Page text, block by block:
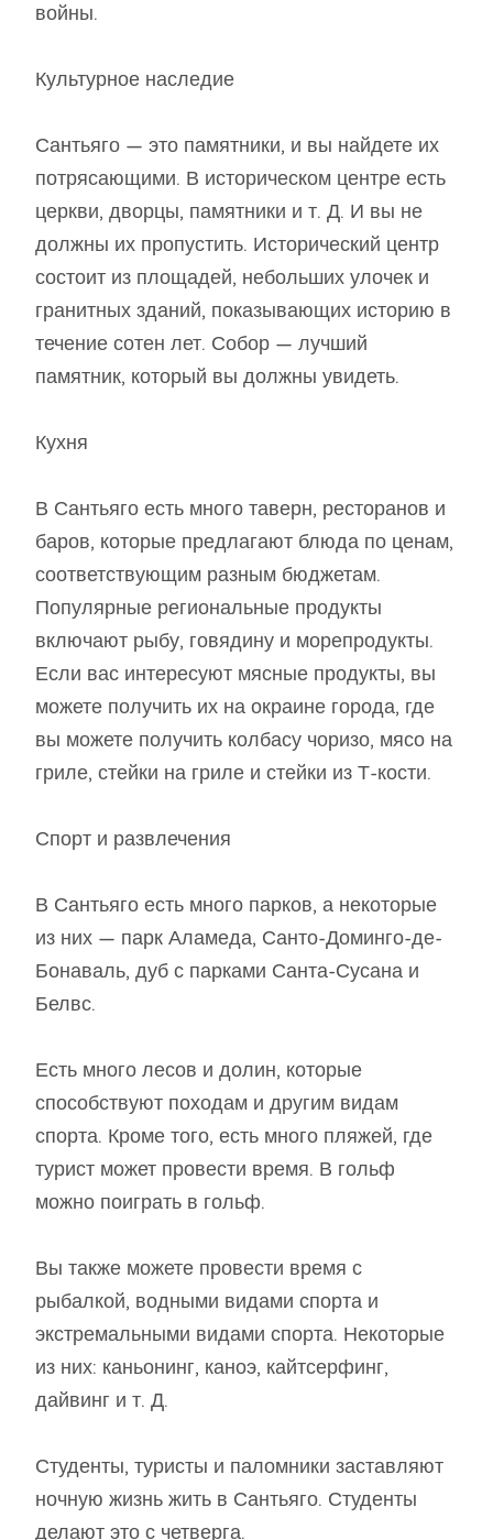
войны.
Культурное наследие
Сантьяго — это памятники, и вы найдете их
потрясающими. В историческом центре есть
церкви, дворцы, памятники и т. Д. И вы не
должны их пропустить. Исторический центр
состоит из площадей, небольших улочек и
гранитных зданий, показывающих историю в
течение сотен лет. Собор — лучший
памятник, который вы должны увидеть.
Кухня
В Сантьяго есть много таверн, ресторанов и
баров, которые предлагают блюда по ценам,
соответствующим разным бюджетам.
Популярные региональные продукты
включают рыбу, говядину и морепродукты.
Если вас интересуют мясные продукты, вы
можете получить их на окраине города, где
вы можете получить колбасу чоризо, мясо на
гриле, стейки на гриле и стейки из Т-кости.
Спорт и развлечения
В Сантьяго есть много парков, а некоторые
из них — парк Аламеда, Санто-Доминго-де-
Бонаваль, дуб с парками Санта-Сусана и
Белвс.
Есть много лесов и долин, которые
способствуют походам и другим видам
спорта. Кроме того, есть много пляжей, где
турист может провести время. В гольф
можно поиграть в гольф.
Вы также можете провести время с
рыбалкой, водными видами спорта и
экстремальными видами спорта. Некоторые
из них: каньонинг, каноэ, кайтсерфинг,
дайвинг и т. Д.
Студенты, туристы и паломники заставляют
ночную жизнь жить в Сантьяго. Студенты
делают это с четверга.